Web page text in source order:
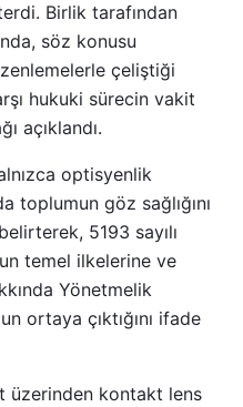
Birlik tarafından
söz konusu
çeliştiği
hukuki sürecin vakit
açıklandı.
optisyenlik
toplumun göz sağlığını
5193 sayılı
temel ilkelerine ve
Yönetmelik
ortaya çıktığını ifade
üzerinden kontakt lens